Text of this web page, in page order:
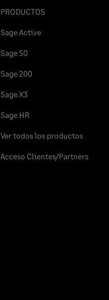
PRODUCTOS
Sage Active
Sage 50
Sage 200
Sage X3
Sage HR
Ver todos los productos
Acceso Clientes/Partners